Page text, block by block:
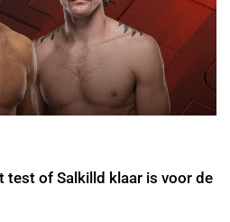
test of Salkilld klaar is voor de